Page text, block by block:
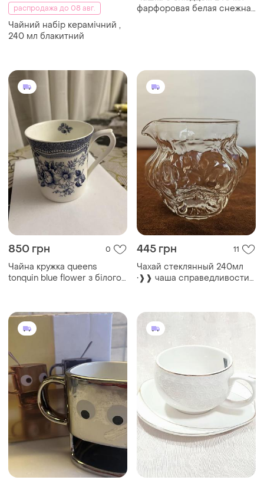
распродажа до 08 авг.
Чайний набір керамічний ,
240 мл блакитний
фарфоровая белая снежная
850 грн 0
Чайна кружка queens
tonquin blue flower з білого
445 грн 11
Чахай стеклянный 240мл
•❱❱ чаша справедливости